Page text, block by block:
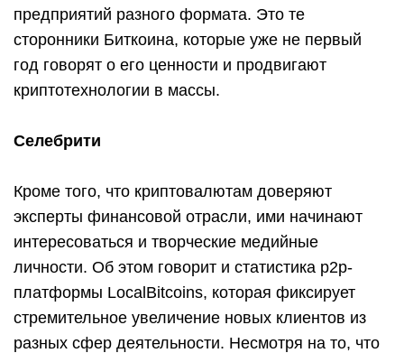
предприятий разного формата. Это те
сторонники Биткоина, которые уже не первый
год говорят о его ценности и продвигают
криптотехнологии в массы.
Селебрити
Кроме того, что криптовалютам доверяют
эксперты финансовой отрасли, ими начинают
интересоваться и творческие медийные
личности. Об этом говорит и статистика p2p-
платформы LocalBitcoins, которая фиксирует
стремительное увеличение новых клиентов из
разных сфер деятельности. Несмотря на то, что